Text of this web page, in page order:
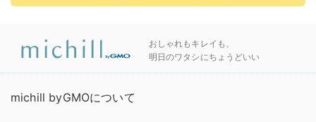
おしゃれもキレイも、
明日のワタシにちょうどいい
michill byGMOについて